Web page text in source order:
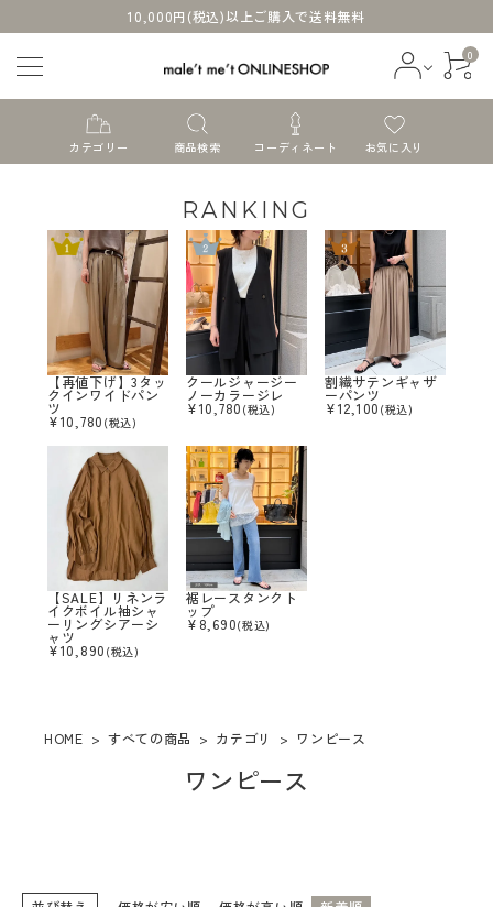
10,000円(税込)以上ご購入で送料無料
0
カテゴリー 商品検索 コーディネート お気に入り
ログイン 会員登録
すべての商品
新着商品
セール商品
カテゴリー
取り扱いブランド
店舗検索
RANKING
【再値下げ】3タッ
クインワイドパン
ツ
¥10,780 (税込)
クールジャージー
ノーカラージレ
¥10,780 (税込)
割繊サテンギャザ
ーパンツ
¥12,100 (税込)
【SALE】リネンラ
イクボイル袖シャ
ーリングシアーシ
ャツ
¥10,890 (税込)
裾レースタンクト
ップ
¥ 8,690(税込)
HOME すべての商品 カテゴリ ワンピース
ワンピース